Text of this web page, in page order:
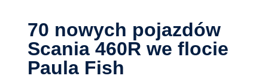
70 nowych pojazdów
Scania 460R we flocie
Paula Fish